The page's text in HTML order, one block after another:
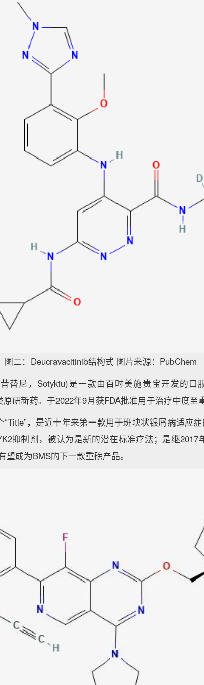
图二：Deucravacitinib结构式 图片来源：PubChem
替尼，Sotyktu)是一款由百时美施贵宝开发的口
研新药。于2022年9月获FDA批准用于治疗中度至
“Title”，是近十年来第一款用于斑块状银屑病适应
抑制剂，被认为是新的潜在标准疗法；是继2017
望成为BMS的下一款重磅产品。